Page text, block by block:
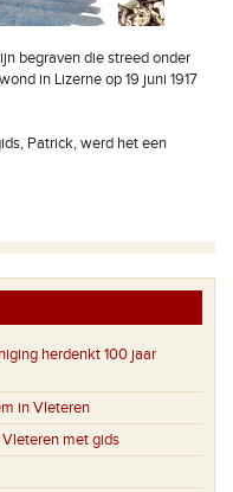
begraven die streed onder
in Lizerne op 19 juni 1917
Patrick, werd het een
herdenkt 100 jaar
in Vleteren
met gids